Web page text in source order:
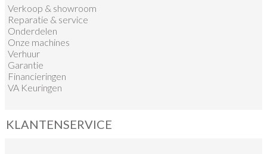
Verkoop & showroom
Reparatie & service
Onderdelen
Onze machines
Verhuur
Garantie
Financieringen
VA Keuringen
KLANTENSERVICE